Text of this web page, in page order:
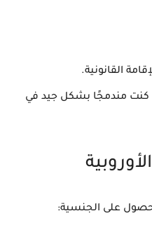
القانونية.
إذا كنت مندمجًا بشكل جيد في
على الجنسية: